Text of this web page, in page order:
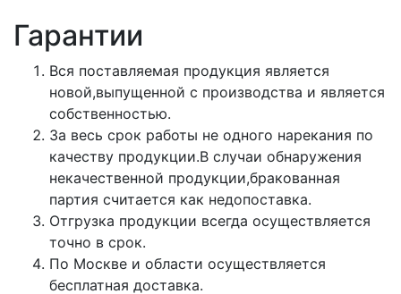
Гарантии
Вся поставляемая продукция является
новой,выпущенной с производства и является
собственностью.
За весь срок работы не одного нарекания по
качеству продукции.В случаи обнаружения
некачественной продукции,бракованная
партия считается как недопоставка.
Отгрузка продукции всегда осуществляется
точно в срок.
По Москве и области осуществляется
бесплатная доставка.